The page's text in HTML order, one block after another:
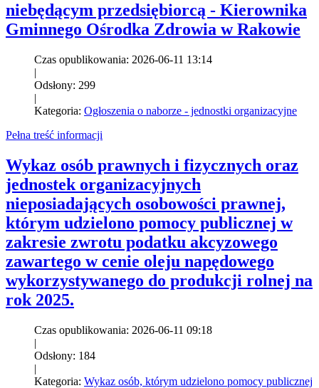
niebędącym przedsiębiorcą - Kierownika
Gminnego Ośrodka Zdrowia w Rakowie
Czas opublikowania: 2026-06-11 13:14
|
Odsłony: 299
|
Kategoria: Ogłoszenia o naborze - jednostki organizacyjne
Pełna treść informacji
Wykaz osób prawnych i fizycznych oraz
jednostek organizacyjnych
nieposiadających osobowości prawnej,
którym udzielono pomocy publicznej w
zakresie zwrotu podatku akcyzowego
zawartego w cenie oleju napędowego
wykorzystywanego do produkcji rolnej na
rok 2025.
Czas opublikowania: 2026-06-11 09:18
|
Odsłony: 184
|
Kategoria: Wykaz osób, którym udzielono pomocy publicznej